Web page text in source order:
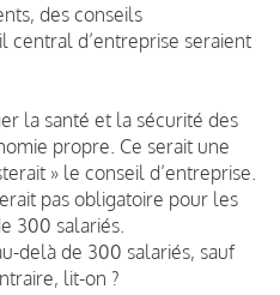
des conseils
central d’entreprise seraient
la santé et la sécurité des
propre. Ce serait une
» le conseil d’entreprise.
pas obligatoire pour les
300 salariés.
delà de 300 salariés, sauf
lit-on ?